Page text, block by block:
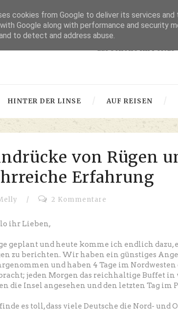
thru
HINTER DER LINSE AUF REISEN
von Rügen
Erfahrung
/ 2 Kommentare
ihr Lieben,
geplant und heute komme ich endlich dazu,
zu berichten. Wir haben ein günstiges
und haben 4 Tage im
jeden Morgen das reichhaltige Buffet in
die Insel angesehen und den letzten Tag im
es toll, dass viele Deutsche die Nord- und
cookies from Google to deliver its services
Google along with performance and security
to detect and address abuse.